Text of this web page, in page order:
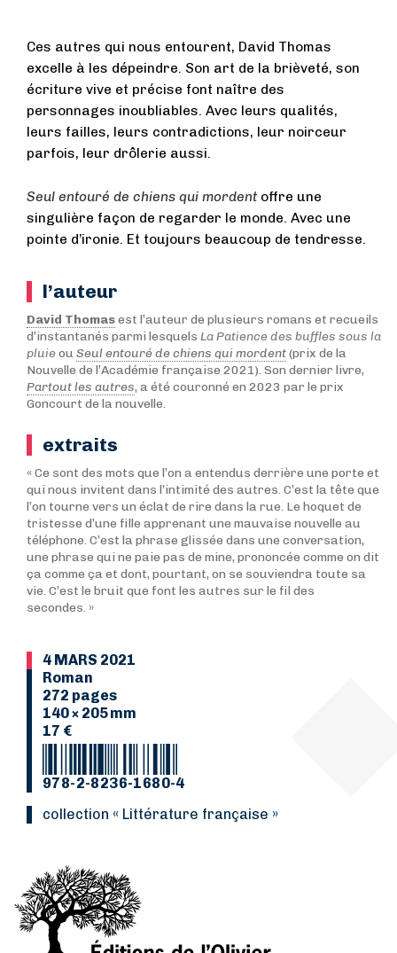
Ces autres qui nous entourent, David Thomas
excelle à les dépeindre. Son art de la brièveté, son
écriture vive et précise font naître des
personnages inoubliables. Avec leurs qualités,
leurs failles, leurs contradictions, leur noirceur
parfois, leur drôlerie aussi.
Seul entouré de chiens qui mordentoffre une
singulière façon de regarder le monde. Avec une
pointe d’ironie. Et toujours beaucoup de tendresse.
l’auteur
David Thomasest l’auteur de plusieurs romans et recueils
d’instantanés parmi lesquels La Patience des buffles sous la
pluieou Seul entouré de chiens qui mordent(prix de la
Nouvelle de l’Académie française 2021). Son dernier livre,
Partout les autres, a été couronné en 2023 par le prix
Goncourt de la nouvelle.
extraits
« Ce sont des mots que l’on a entendus derrière une porte et
qui nous invitent dans l’intimité des autres. C’est la tête que
l’on tourne vers un éclat de rire dans la rue. Le hoquet de
tristesse d’une fille apprenant une mauvaise nouvelle au
téléphone. C’est la phrase glissée dans une conversation,
une phrase qui ne paie pas de mine, prononcée comme on dit
ça comme ça et dont, pourtant, on se souviendra toute sa
vie. C’est le bruit que font les autres sur le fil des
secondes. »
4 MARS 2021
Roman
272 pages
140 × 205 mm
17 €
978-2-8236-1680-4
collection « Littérature française »